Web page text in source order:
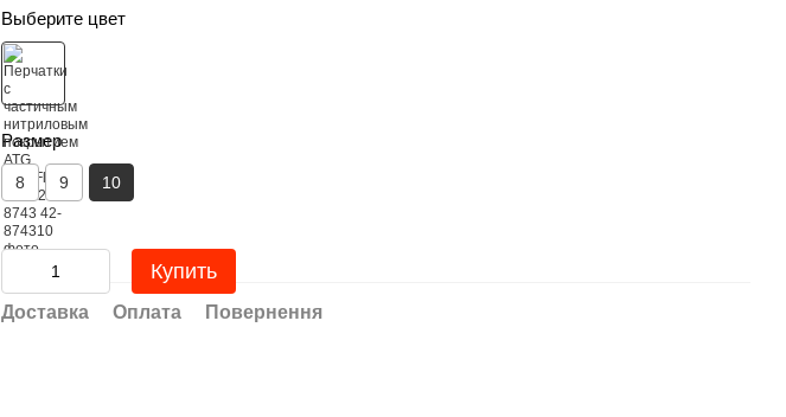
Выберите цвет
Размер
8 9 10
Купить
Доставка Оплата Повернення